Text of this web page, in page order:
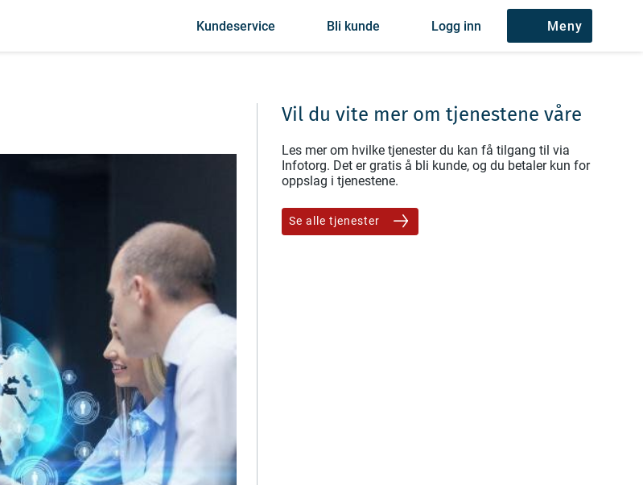
Kundeservice Bli kunde Logg inn Meny
Vil du vite mer om tjenestene våre
Les mer om hvilke tjenester du kan få tilgang til via
Infotorg. Det er gratis å bli kunde, og du betaler kun for
oppslag i tjenestene.
Se alle tjenester